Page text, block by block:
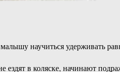
научиться удерживать
ездят в коляске, начинают